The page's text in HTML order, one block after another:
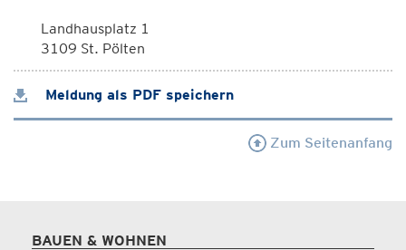
Landhausplatz 1
3109 St. Pölten
Meldung als PDF speichern
Zum Seitenanfang
BAUEN & WOHNEN